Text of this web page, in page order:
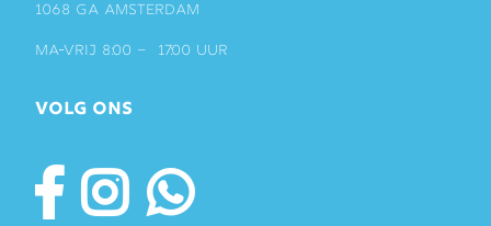
1068 GA Amsterdam
ma-vrij 8:00 – 17:00 uur
VOLG ONS